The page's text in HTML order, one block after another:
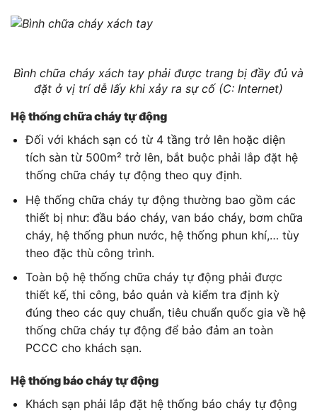
Bình chữa cháy xách tay phải được trang bị đầy đủ và
đặt ở vị trí dễ lấy khi xảy ra sự cố (C: Internet)
Hệ thống chữa cháy tự động
Đối với khách sạn có từ 4 tầng trở lên hoặc diện
tích sàn từ 500m² trở lên, bắt buộc phải lắp đặt hệ
thống chữa cháy tự động theo quy định.
Hệ thống chữa cháy tự động thường bao gồm các
thiết bị như: đầu báo cháy, van báo cháy, bơm chữa
cháy, hệ thống phun nước, hệ thống phun khí,… tùy
theo đặc thù công trình.
Toàn bộ hệ thống chữa cháy tự động phải được
thiết kế, thi công, bảo quản và kiểm tra định kỳ
đúng theo các quy chuẩn, tiêu chuẩn quốc gia về hệ
thống chữa cháy tự động để bảo đảm an toàn
PCCC cho khách sạn.
Hệ thống báo cháy tự động
Khách sạn phải lắp đặt hệ thống báo cháy tự động